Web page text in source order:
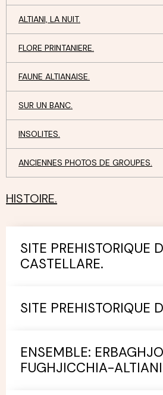
ALTIANI, LA NUIT.
FLORE PRINTANIERE.
FAUNE ALTIANAISE.
SUR UN BANC.
INSOLITES.
ANCIENNES PHOTOS DE GROUPES.
HISTOIRE.
SITE PREHISTORIQUE
CASTELLARE.
SITE PREHISTORIQUE
ENSEMBLE:
FUGHJICCHIA-